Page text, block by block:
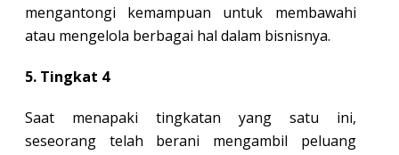
mengantongi kemampuan untuk membawahi
atau mengelola berbagai hal dalam bisnisnya.
5. Tingkat 4
Saat menapaki tingkatan yang satu ini,
seseorang telah berani mengambil peluang